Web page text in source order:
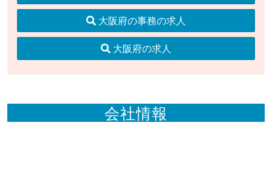
大阪府の事務の求人
大阪府の求人
会社情報